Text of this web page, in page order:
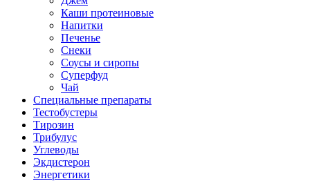
Каши протеиновые
Напитки
Печенье
Снеки
Соусы и сиропы
Суперфуд
Чай
Специальные препараты
Тестобустеры
Тирозин
Трибулус
Углеводы
Экдистерон
Энергетики